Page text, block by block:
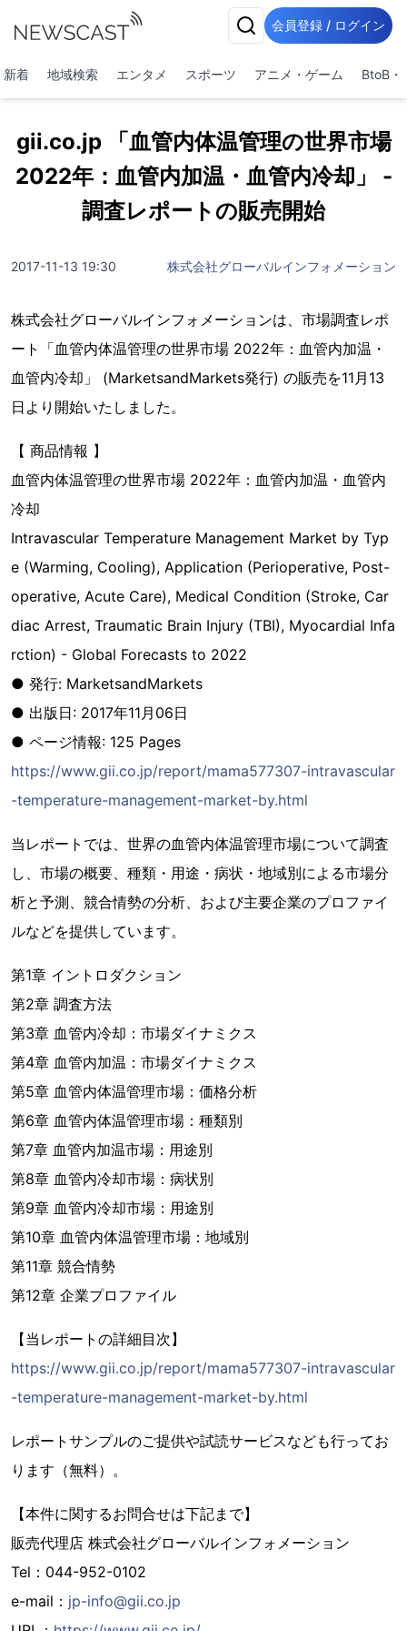
会員登録 / ログイン
新着 地域検索 エンタメ スポーツ アニメ・ゲーム BtoB・
gii.co.jp 「血管内体温管理の世界市場
2022年：血管内加温・血管内冷却」 -
調査レポートの販売開始
2017-11-13 19:30 株式会社グローバルインフォメーション
株式会社グローバルインフォメーションは、市場調査レポ
ート「血管内体温管理の世界市場 2022年：血管内加温・
血管内冷却」 (MarketsandMarkets発行) の販売を11月13
日より開始いたしました。
【 商品情報 】
血管内体温管理の世界市場 2022年：血管内加温・血管内
冷却
Intravascular Temperature Management Market by Typ
e (Warming, Cooling), Application (Perioperative, Post-
operative, Acute Care), Medical Condition (Stroke, Car
diac Arrest, Traumatic Brain Injury (TBI), Myocardial Infa
rction) - Global Forecasts to 2022
● 発行: MarketsandMarkets
● 出版日: 2017年11月06日
● ページ情報: 125 Pages
https://www.gii.co.jp/report/mama577307-intravascular
-temperature-management-market-by.html
当レポートでは、世界の血管内体温管理市場について調査
し、市場の概要、種類・用途・病状・地域別による市場分
析と予測、競合情勢の分析、および主要企業のプロファイ
ルなどを提供しています。
第1章 イントロダクション
第2章 調査方法
第3章 血管内冷却：市場ダイナミクス
第4章 血管内加温：市場ダイナミクス
第5章 血管内体温管理市場：価格分析
第6章 血管内体温管理市場：種類別
第7章 血管内加温市場：用途別
第8章 血管内冷却市場：病状別
第9章 血管内冷却市場：用途別
第10章 血管内体温管理市場：地域別
第11章 競合情勢
第12章 企業プロファイル
【当レポートの詳細目次】
https://www.gii.co.jp/report/mama577307-intravascular
-temperature-management-market-by.html
レポートサンプルのご提供や試読サービスなども行ってお
ります（無料）。
【本件に関するお問合せは下記まで】
販売代理店 株式会社グローバルインフォメーション
Tel：044-952-0102
e-mail： jp-info@gii.co.jp